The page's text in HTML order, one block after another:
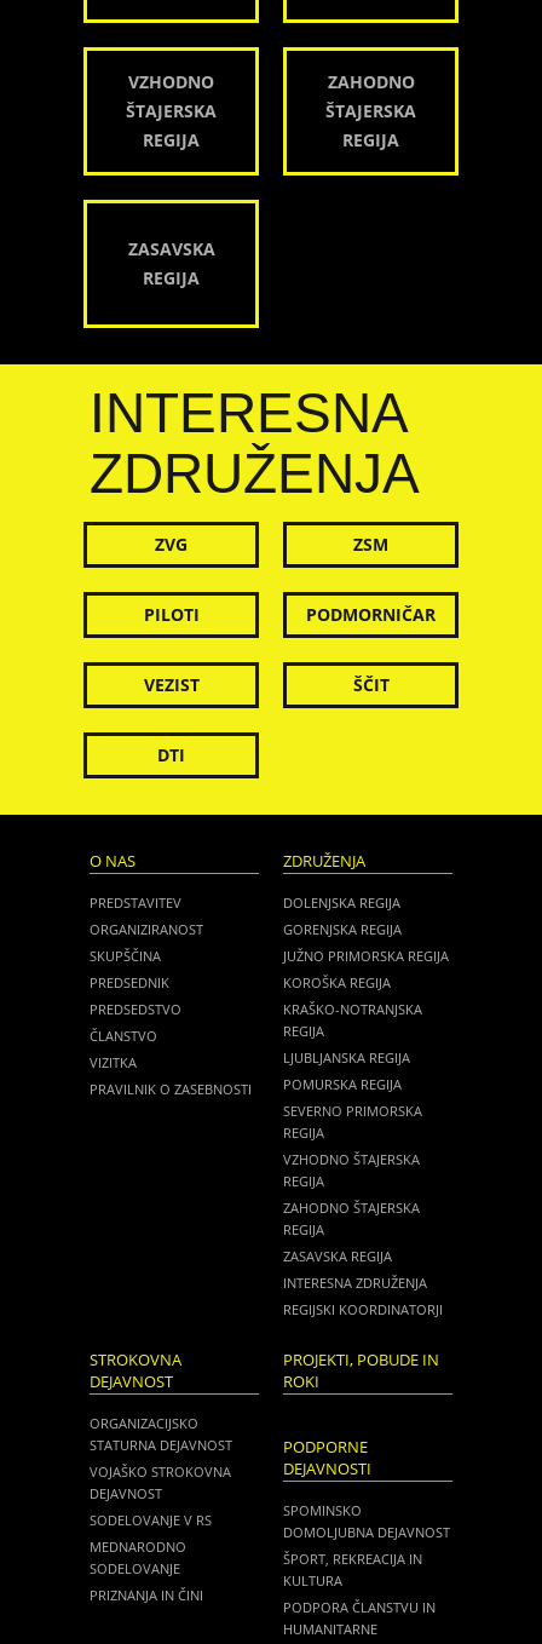
VZHODNO
ŠTAJERSKA
REGIJA
ZAHODNO
ŠTAJERSKA
REGIJA
ZASAVSKA
REGIJA
INTERESNA
ZDRUŽENJA
ZVG ZSM
PILOTI PODMORNIČAR
VEZIST ŠČIT
DTI
O NAS
PREDSTAVITEV
ORGANIZIRANOST
SKUPŠČINA
PREDSEDNIK
PREDSEDSTVO
ČLANSTVO
VIZITKA
PRAVILNIK O ZASEBNOSTI
ZDRUŽENJA
DOLENJSKA REGIJA
GORENJSKA REGIJA
JUŽNO PRIMORSKA REGIJA
KOROŠKA REGIJA
KRAŠKO-NOTRANJSKA
REGIJA
LJUBLJANSKA REGIJA
POMURSKA REGIJA
SEVERNO PRIMORSKA
REGIJA
VZHODNO ŠTAJERSKA
REGIJA
ZAHODNO ŠTAJERSKA
REGIJA
ZASAVSKA REGIJA
INTERESNA ZDRUŽENJA
REGIJSKI KOORDINATORJI
STROKOVNA
DEJAVNOST
ORGANIZACIJSKO
STATURNA DEJAVNOST
VOJAŠKO STROKOVNA
DEJAVNOST
SODELOVANJE V RS
MEDNARODNO
SODELOVANJE
PRIZNANJA IN ČINI
PROJEKTI, POBUDE IN
ROKI
PODPORNE
DEJAVNOSTI
SPOMINSKO
DOMOLJUBNA DEJAVNOST
ŠPORT, REKREACIJA IN
KULTURA
PODPORA ČLANSTVU IN
HUMANITARNE